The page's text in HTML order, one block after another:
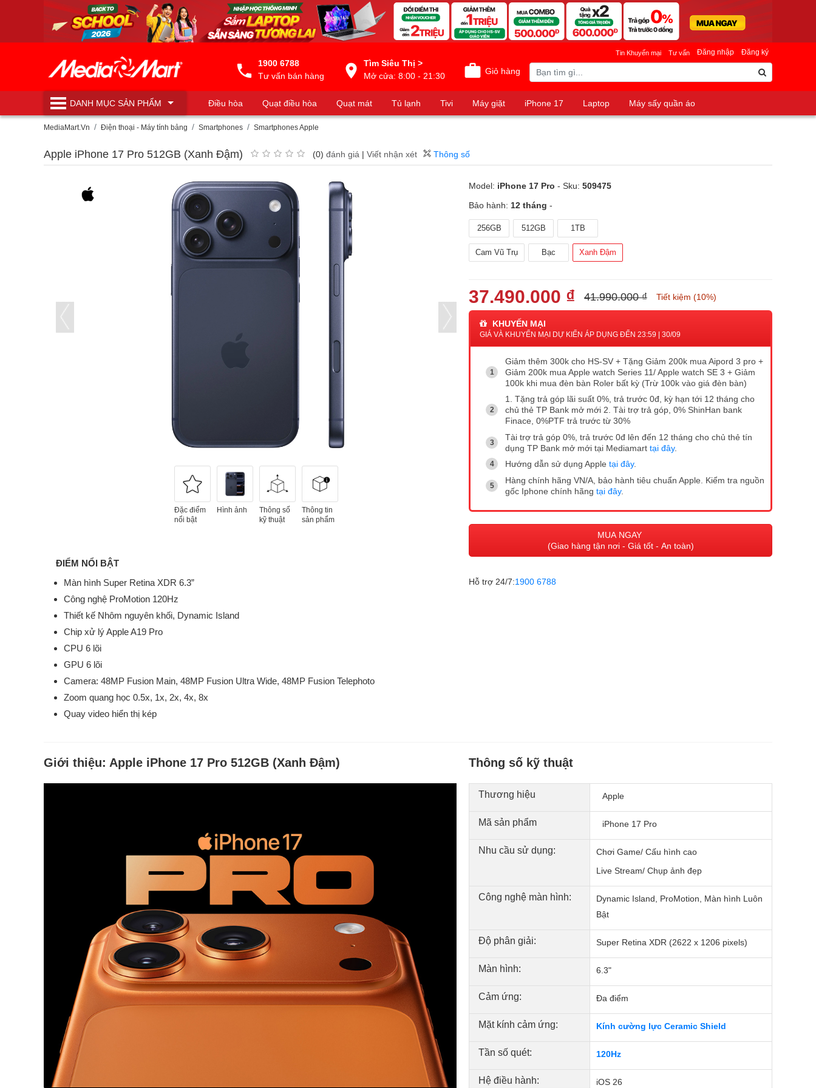
1900 6788
Tư vấn bán hàng
Tìm Siêu Thị >
Mở cửa: 8:00 - 21:30
Giỏ hàng
Đăng nhập Đăng ký
Tin Khuyến mại Tư vấn
DANH MỤCSẢN PHẨM Điều hòa Quạt điều hòa Quạt mát Tủ lạnh Tivi Máy giặt iPhone 17 Laptop
Máy sấy quần áo
Máy lọc nước
MediaMart.Vn Điện thoại - Máy tính bảng Smartphones Smartphones Apple
Apple iPhone 17 Pro 512GB (Xanh Đậm) (0) đánh giá | Viết nhận xét Thông số
Đặc điểm
nổi bật
Hình ảnh
Thông số
kỹ thuật
Thông tin
sản phẩm
ĐIỂM NỔI BẬT
Màn hình Super Retina XDR 6.3”
Công nghệ ProMotion 120Hz
Thiết kế Nhôm nguyên khối, Dynamic Island
Chip xử lý Apple A19 Pro
CPU 6 lõi
GPU 6 lõi
Camera: 48MP Fusion Main, 48MP Fusion Ultra Wide, 48MP Fusion Telephoto
Zoom quang học 0.5x, 1x, 2x, 4x, 8x
Quay video hiển thị kép
Model: iPhone 17 Pro - Sku: 509475
Bảo hành: 12 tháng -
256GB 512GB 1TB
Cam Vũ Trụ Bạc Xanh Đậm
37.490.000 ₫ 41.990.000 ₫ Tiết kiệm (10%)
KHUYẾN MẠI
GIÁ VÀ KHUYẾN MẠI DỰ KIẾN ÁP DỤNG ĐẾN 23:59 | 30/09
Giảm thêm 300k cho HS-SV + Tặng Giảm 200k mua Aipord 3 pro +
Giảm 200k mua Apple watch Series 11/ Apple watch SE 3 + Giảm
100k khi mua đèn bàn Roler bất kỳ (Trừ 100k vào giá đèn bàn)
1. Tặng trả góp lãi suất 0%, trả trước 0đ, kỳ hạn tới 12 tháng cho
chủ thẻ TP Bank mở mới 2. Tài trợ trả góp, 0% ShinHan bank
Finace, 0%PTF trả trước từ 30%
Tài trợ trả góp 0%, trả trước 0đ lên đến 12 tháng cho chủ thẻ tín
dụng TP Bank mở mới tại Mediamart tại đây.
Hướng dẫn sử dụng Apple tại đây.
Hàng chính hãng VN/A, bảo hành tiêu chuẩn Apple. Kiểm tra nguồn
gốc Iphone chính hãng tại đây.
MUA NGAY
(Giao hàng tận nơi - Giá tốt - An toàn)
Hỗ trợ 24/7:1900 6788
Giới thiệu: Apple iPhone 17 Pro 512GB (Xanh Đậm) Thông số kỹ thuật
Thương hiệu Apple
Mã sản phẩm iPhone 17 Pro
Nhu cầu sử dụng:
Chơi Game/ Cấu hình cao
Live Stream/ Chụp ảnh đẹp
Công nghệ màn hình:
Dynamic Island, ProMotion, Màn hình Luôn
Bật
Độ phân giải: Super Retina XDR (2622 x 1206 pixels)
Màn hình: 6.3"
Cảm ứng: Đa điểm
Mặt kính cảm ứng: Kính cường lực Ceramic Shield
Tần số quét: 120Hz
Hệ điều hành: iOS 26